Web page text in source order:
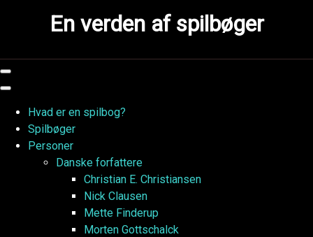
En verden af spilbøger
Hvad er en spilbog?
Spilbøger
Personer
Danske forfattere
Christian E. Christiansen
Nick Clausen
Mette Finderup
Morten Gottschalck